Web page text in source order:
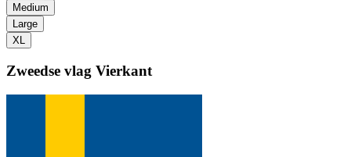
Medium
Large
XL
Zweedse vlag Vierkant